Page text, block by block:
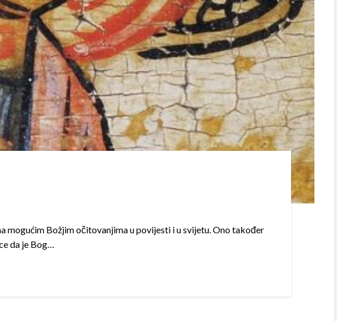
mogućim Božjim očitovanjima u povijesti i u svijetu. Ono također
da je Bog…